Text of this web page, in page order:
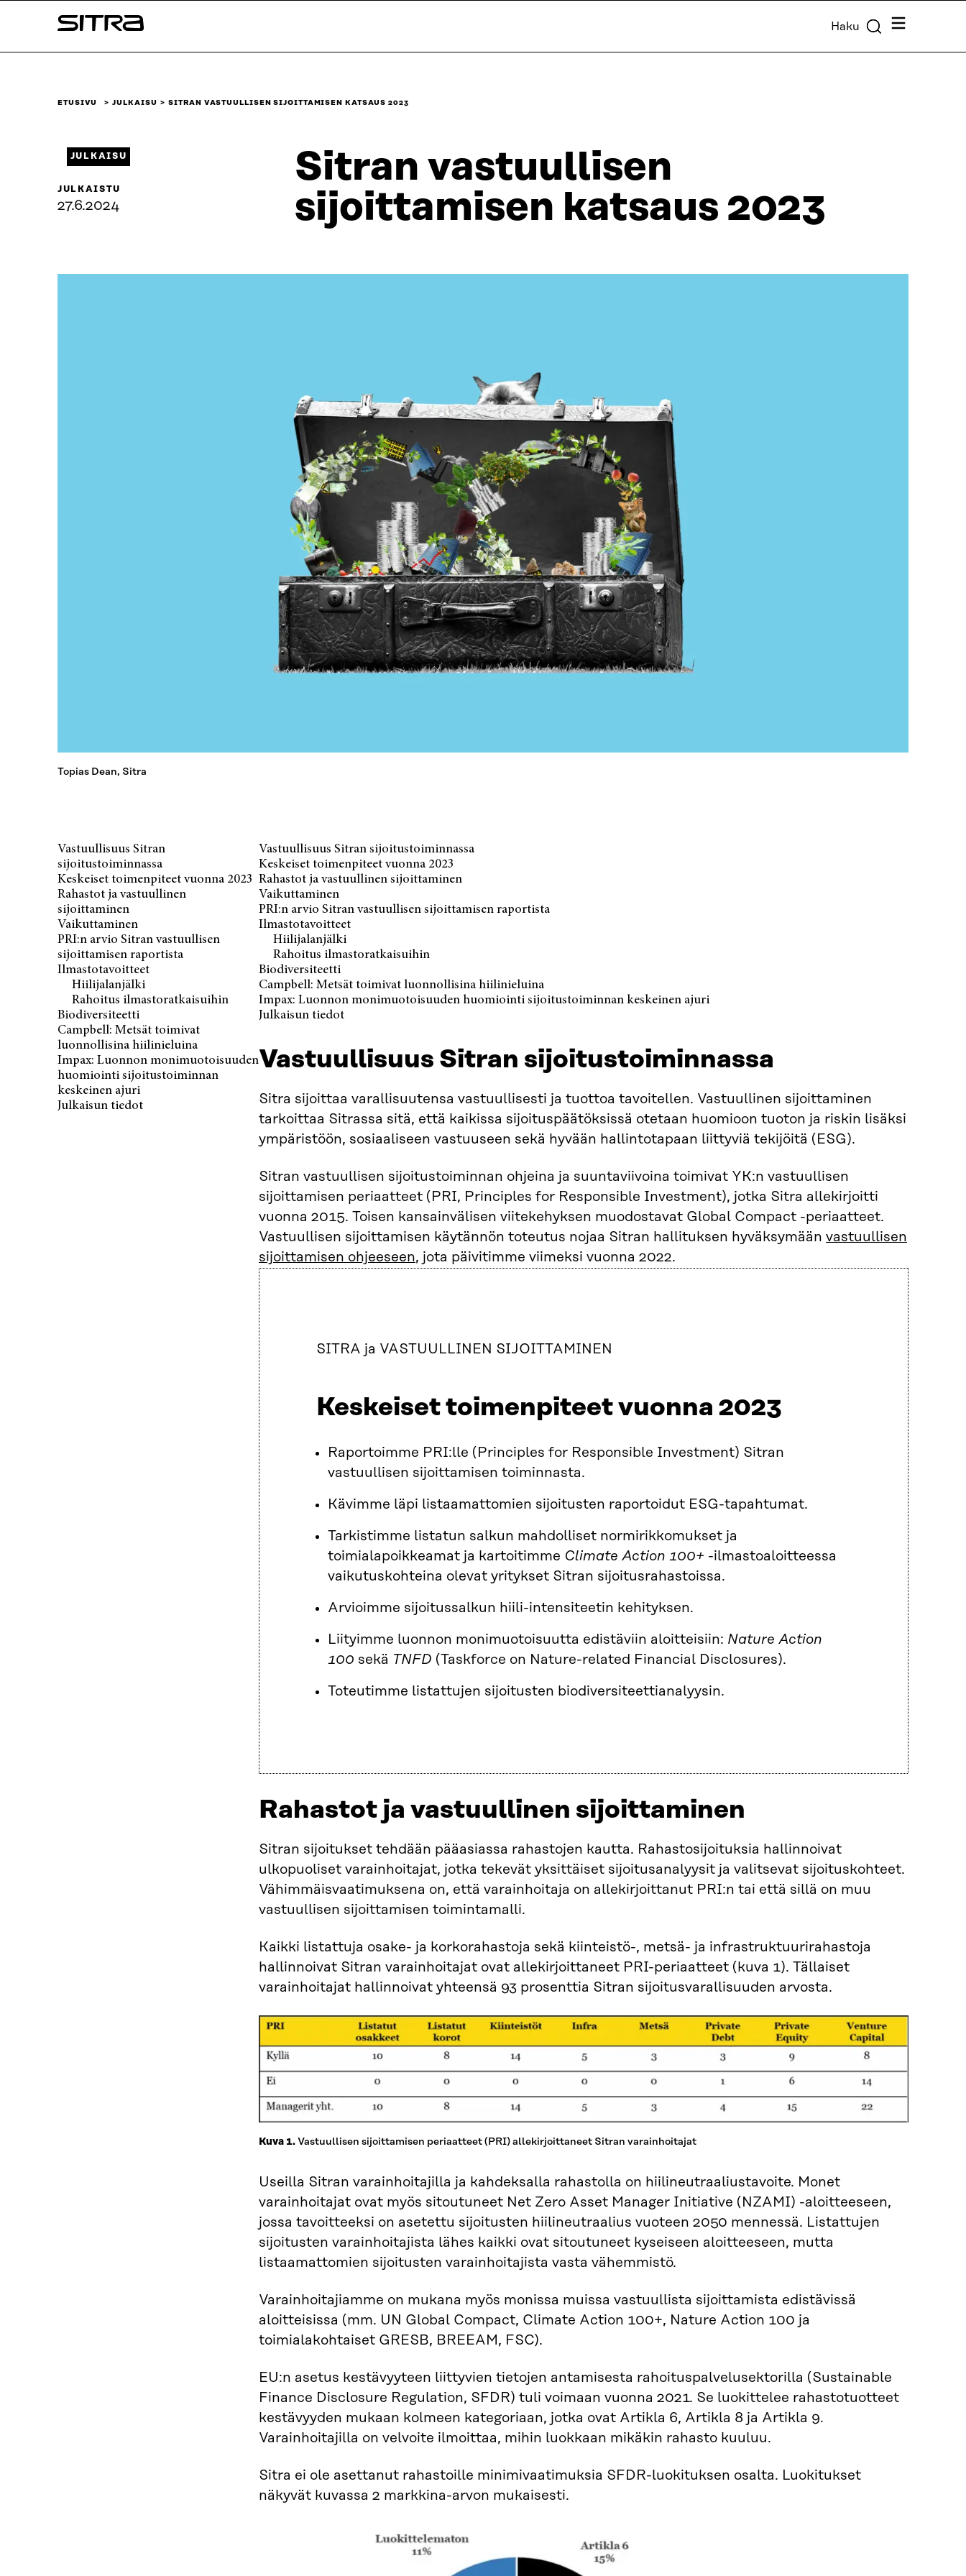
sisältöön
Sitra Haku Valikko
ETUSIVU JULKAISU SITRAN VASTUULLISEN SIJOITTAMISEN KATSAUS 2023
Sitran vastuullisen
sijoittamisen katsaus 2023
JULKAISU
JULKAISTU
27.6.2024
Topias Dean, Sitra
Vastuullisuus Sitran
sijoitustoiminnassa
Keskeiset toimenpiteet vuonna 2023
Rahastot ja vastuullinen
sijoittaminen
Vaikuttaminen
PRI:n arvio Sitran vastuullisen
sijoittamisen raportista
Ilmastotavoitteet
Hiilijalanjälki
Rahoitus ilmastoratkaisuihin
Biodiversiteetti
Campbell: Metsät toimivat
luonnollisina hiilinieluina
Impax: Luonnon monimuotoisuuden
huomiointi sijoitustoiminnan
keskeinen ajuri
Julkaisun tiedot
Vastuullisuus Sitran sijoitustoiminnassa
Keskeiset toimenpiteet vuonna 2023
Rahastot ja vastuullinen sijoittaminen
Vaikuttaminen
PRI:n arvio Sitran vastuullisen sijoittamisen raportista
Ilmastotavoitteet
Hiilijalanjälki
Rahoitus ilmastoratkaisuihin
Biodiversiteetti
Campbell: Metsät toimivat luonnollisina hiilinieluina
Impax: Luonnon monimuotoisuuden huomiointi sijoitustoiminnan keskeinen ajuri
Julkaisun tiedot
Vastuullisuus Sitran sijoitustoiminnassa
Sitra sijoittaa varallisuutensa vastuullisesti ja tuottoa tavoitellen. Vastuullinen sijoittaminen
tarkoittaa Sitrassa sitä, että kaikissa sijoituspäätöksissä otetaan huomioon tuoton ja riskin lisäksi
ympäristöön, sosiaaliseen vastuuseen sekä hyvään hallintotapaan liittyviä tekijöitä (ESG).
Sitran vastuullisen sijoitustoiminnan ohjeina ja suuntaviivoina toimivat YK:n vastuullisen
sijoittamisen periaatteet (PRI, Principles for Responsible Investment), jotka Sitra allekirjoitti
vuonna 2015. Toisen kansainvälisen viitekehyksen muodostavat Global Compact -periaatteet.
Vastuullisen sijoittamisen käytännön toteutus nojaa Sitran hallituksen hyväksymään vastuullisen
sijoittamisen ohjeeseen, jota päivitimme viimeksi vuonna 2022.
SITRA ja VASTUULLINEN SIJOITTAMINEN
Keskeiset toimenpiteet vuonna 2023
Raportoimme PRI:lle (Principles for Responsible Investment) Sitran
vastuullisen sijoittamisen toiminnasta.
Kävimme läpi listaamattomien sijoitusten raportoidut ESG-tapahtumat.
Tarkistimme listatun salkun mahdolliset normirikkomukset ja
toimialapoikkeamat ja kartoitimme Climate Action 100+ -ilmastoaloitteessa
vaikutuskohteina olevat yritykset Sitran sijoitusrahastoissa.
Arvioimme sijoitussalkun hiili-intensiteetin kehityksen.
Liityimme luonnon monimuotoisuutta edistäviin aloitteisiin: Nature Action
100 sekä TNFD (Taskforce on Nature-related Financial Disclosures).
Toteutimme listattujen sijoitusten biodiversiteettianalyysin.
Rahastot ja vastuullinen sijoittaminen
Sitran sijoitukset tehdään pääasiassa rahastojen kautta. Rahastosijoituksia hallinnoivat
ulkopuoliset varainhoitajat, jotka tekevät yksittäiset sijoitusanalyysit ja valitsevat sijoituskohteet.
Vähimmäisvaatimuksena on, että varainhoitaja on allekirjoittanut PRI:n tai että sillä on muu
vastuullisen sijoittamisen toimintamalli.
Kaikki listattuja osake- ja korkorahastoja sekä kiinteistö-, metsä- ja infrastruktuurirahastoja
hallinnoivat Sitran varainhoitajat ovat allekirjoittaneet PRI-periaatteet (kuva 1). Tällaiset
varainhoitajat hallinnoivat yhteensä 93 prosenttia Sitran sijoitusvarallisuuden arvosta.
Kuva 1.Vastuullisen sijoittamisen periaatteet (PRI) allekirjoittaneet Sitran varainhoitajat
Useilla Sitran varainhoitajilla ja kahdeksalla rahastolla on hiilineutraaliustavoite. Monet
varainhoitajat ovat myös sitoutuneet Net Zero Asset Manager Initiative (NZAMI) -aloitteeseen,
jossa tavoitteeksi on asetettu sijoitusten hiilineutraalius vuoteen 2050 mennessä. Listattujen
sijoitusten varainhoitajista lähes kaikki ovat sitoutuneet kyseiseen aloitteeseen, mutta
listaamattomien sijoitusten varainhoitajista vasta vähemmistö.
Varainhoitajiamme on mukana myös monissa muissa vastuullista sijoittamista edistävissä
aloitteisissa (mm. UN Global Compact, Climate Action 100+, Nature Action 100 ja
toimialakohtaiset GRESB, BREEAM, FSC).
EU:n asetus kestävyyteen liittyvien tietojen antamisesta rahoituspalvelusektorilla (Sustainable
Finance Disclosure Regulation, SFDR) tuli voimaan vuonna 2021. Se luokittelee rahastotuotteet
kestävyyden mukaan kolmeen kategoriaan, jotka ovat Artikla 6, Artikla 8 ja Artikla 9.
Varainhoitajilla on velvoite ilmoittaa, mihin luokkaan mikäkin rahasto kuuluu.
Sitra ei ole asettanut rahastoille minimivaatimuksia SFDR-luokituksen osalta. Luokitukset
näkyvät kuvassa 2 markkina-arvon mukaisesti.